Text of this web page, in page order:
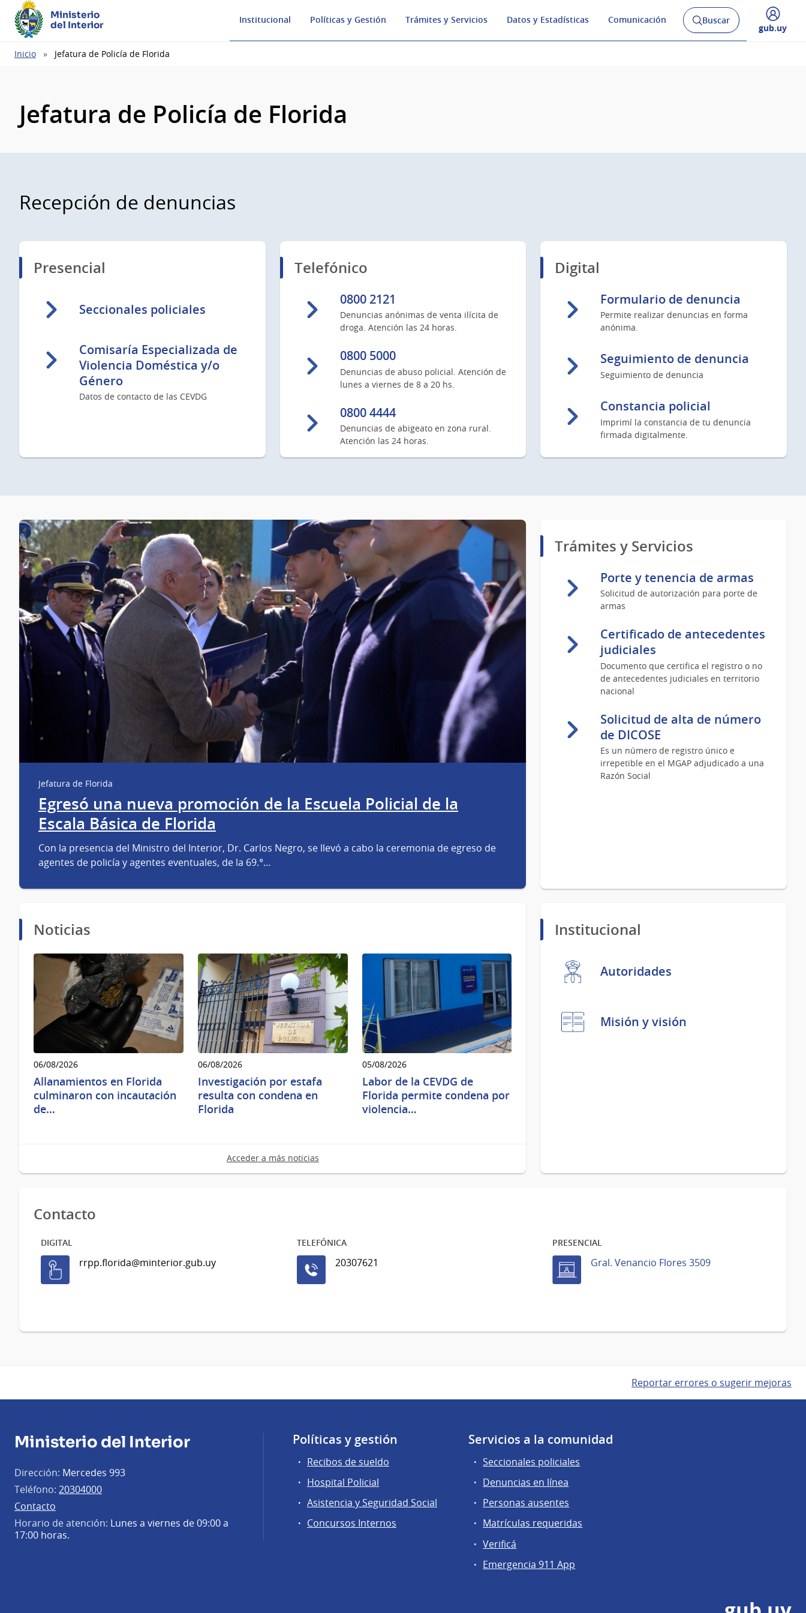
Ministerio
del Interior
Institucional Políticas y Gestión Trámites y Servicios Datos y Estadísticas Comunicación
Abrir
buscador
Buscar
Desplegar
gub.uy
Ruta
Inicio Jefatura de Policía de Florida
Jefatura de Policía de Florida
Recepción de denuncias
Presencial
Seccionales policiales
Comisaría Especializada de
Violencia Doméstica y/o
Género
Datos de contacto de las CEVDG
Telefónico
0800 2121
Denuncias anónimas de venta ilícita de
droga. Atención las 24 horas.
0800 5000
Denuncias de abuso policial. Atención de
lunes a viernes de 8 a 20 hs.
0800 4444
Denuncias de abigeato en zona rural.
Atención las 24 horas.
Digital
Formulario de denuncia
Permite realizar denuncias en forma
anónima.
Seguimiento de denuncia
Seguimiento de denuncia
Constancia policial
Imprimí la constancia de tu denuncia
firmada digitalmente.
Jefatura de Florida
Egresó una nueva promoción de la Escuela Policial de la
Escala Básica de Florida
Con la presencia del Ministro del Interior, Dr. Carlos Negro, se llevó a cabo la ceremonia de egreso de
agentes de policía y agentes eventuales, de la 69.°…
Trámites y Servicios
Porte y tenencia de armas
Solicitud de autorización para porte de
armas
Certificado de antecedentes
judiciales
Documento que certifica el registro o no
de antecedentes judiciales en territorio
nacional
Solicitud de alta de número
de DICOSE
Es un número de registro único e
irrepetible en el MGAP adjudicado a una
Razón Social
Noticias
06/08/2026
Allanamientos en Florida
culminaron con incautación
de…
06/08/2026
Investigación por estafa
resulta con condena en
Florida
05/08/2026
Labor de la CEVDG de
Florida permite condena por
violencia…
Acceder a más noticias
Institucional
Autoridades
Misión y visión
Contacto
DIGITAL
rrpp.florida@minterior.gub.uy
TELEFÓNICA
20307621
PRESENCIAL
Gral. Venancio Flores 3509
Reportar errores o sugerir mejoras
Ministerio del Interior
Dirección: Mercedes 993
Teléfono: 20304000
Contacto
Horario de atención: Lunes a viernes de 09:00 a
17:00 horas.
Políticas y gestión
Recibos de sueldo
Hospital Policial
Asistencia y Seguridad Social
Concursos Internos
Servicios a la comunidad
Seccionales policiales
Denuncias en línea
Personas ausentes
Matrículas requeridas
Verificá
Emergencia 911 App